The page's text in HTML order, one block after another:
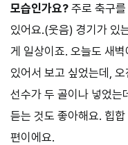
모습인가요? 주로 축구
있어요.(웃음) 경기가 있
게 일상이죠. 오늘도 새
있어서 보고 싶었는데,
선수가 두 골이나 넣었는
듣는 것도 좋아해요. 힙
편이에요.